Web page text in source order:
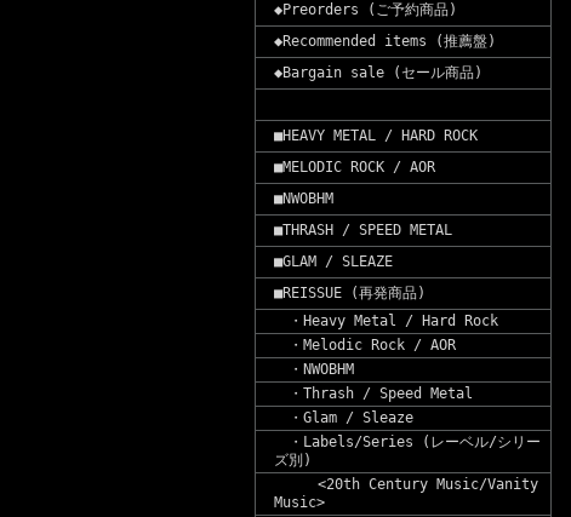
◆Preorders (ご予約商品)
◆Recommended items (推薦盤)
◆Bargain sale (セール商品)
■HEAVY METAL / HARD ROCK
■MELODIC ROCK / AOR
■NWOBHM
■THRASH / SPEED METAL
■GLAM / SLEAZE
■REISSUE (再発商品)
・Heavy Metal / Hard Rock
・Melodic Rock / AOR
・NWOBHM
・Thrash / Speed Metal
・Glam / Sleaze
・Labels/Series (レーベル/シリー
ズ別)
<20th Century Music/Vanity
Music>